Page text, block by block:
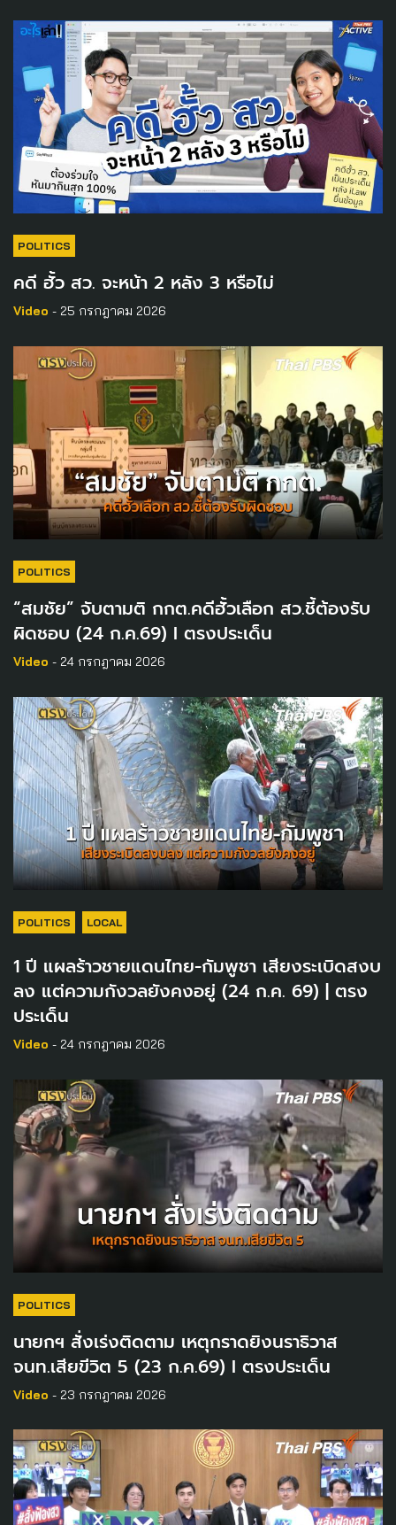
POLITICS
คดี ฮั้ว สว. จะหน้า 2 หลัง 3 หรือไม่
Video - 25 กรกฎาคม 2026
POLITICS
“สมชัย” จับตามติ กกต.คดีฮั้วเลือก สว.ชี้ต้องรับ
ผิดชอบ (24 ก.ค.69) I ตรงประเด็น
Video - 24 กรกฎาคม 2026
POLITICS LOCAL
1 ปี แผลร้าวชายแดนไทย-กัมพูชา เสียงระเบิดสงบ
ลง แต่ความกังวลยังคงอยู่ (24 ก.ค. 69) | ตรง
ประเด็น
Video - 24 กรกฎาคม 2026
POLITICS
นายกฯ สั่งเร่งติดตาม เหตุกราดยิงนราธิวาส
จนท.เสียขีวิต 5 (23 ก.ค.69) I ตรงประเด็น
Video - 23 กรกฎาคม 2026